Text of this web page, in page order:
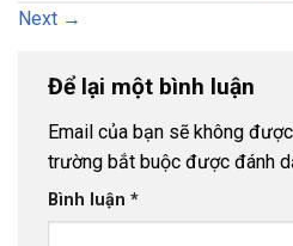
Next →
Để lại một bình luận
Email của bạn sẽ không
trường bắt buộc được đánh
Bình luận *